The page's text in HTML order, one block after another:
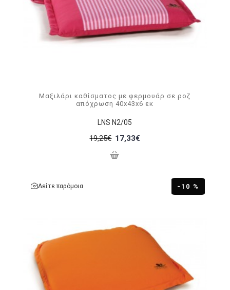
LNS N2/05
Μαξιλάρι καθίσματος με φερμουάρ σε ροζ
απόχρωση 40x43x6 εκ
19,25€ 17,33€
-10 %
Δείτε παρόμοια